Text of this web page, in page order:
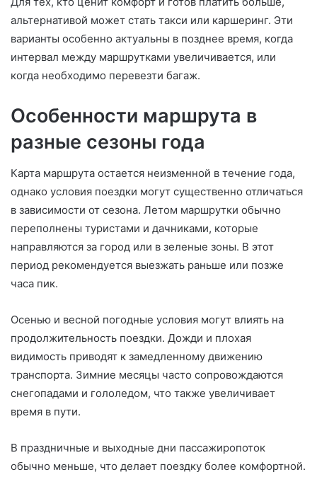
альтернативой может стать такси или каршеринг. Эти
варианты особенно актуальны в позднее время, когда
интервал между маршрутками увеличивается, или
когда необходимо перевезти багаж.
Особенности маршрута в
разные сезоны года
Карта маршрута остается неизменной в течение года,
однако условия поездки могут существенно отличаться
в зависимости от сезона. Летом маршрутки обычно
переполнены туристами и дачниками, которые
направляются за город или в зеленые зоны. В этот
период рекомендуется выезжать раньше или позже
часа пик.
Осенью и весной погодные условия могут влиять на
продолжительность поездки. Дожди и плохая
видимость приводят к замедленному движению
транспорта. Зимние месяцы часто сопровождаются
снегопадами и гололедом, что также увеличивает
время в пути.
В праздничные и выходные дни пассажиропоток
обычно меньше, что делает поездку более комфортной.